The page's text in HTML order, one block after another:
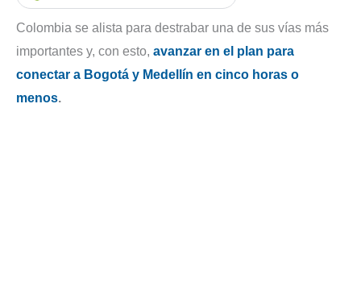
Colombia se alista para destrabar una de sus vías más
importantes y, con esto, avanzar en el plan para
conectar a Bogotá y Medellín en cinco horas o
menos.